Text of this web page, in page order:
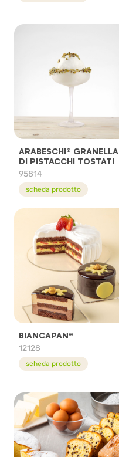
ARABESCHI® GRANELLA
DI PISTACCHI TOSTATI
95814
scheda prodotto
BIANCAPAN®
12128
scheda prodotto